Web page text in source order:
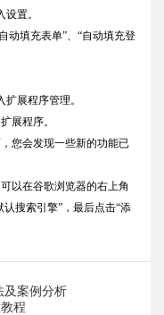
置。
动填充表单”、“自动填充登
展程序管理。
展程序。
您会发现一些新的功能已
以在谷歌浏览器的右上角
搜索引擎”，最后点击“添
及案例分析
程